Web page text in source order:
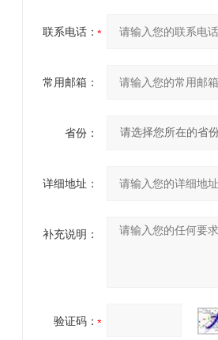
联系电话：
常用邮箱：
省份：
详细地址：
补充说明：
验证码：